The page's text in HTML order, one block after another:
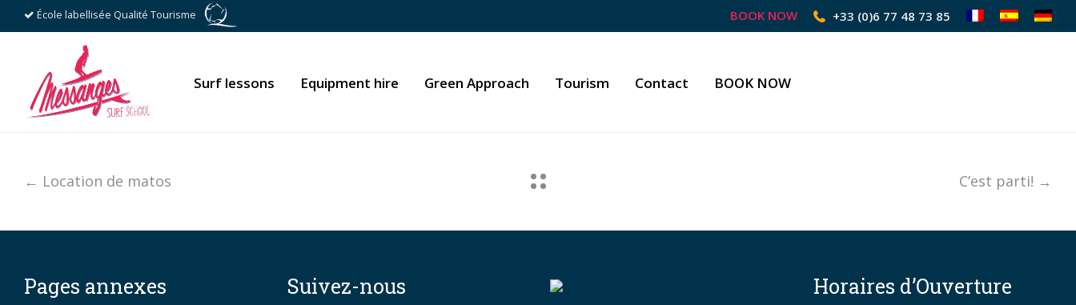
École labellisée Qualité Tourisme BOOK NOW +33 (0)6 77 48 73 85
Surf lessons Equipment hire Green Approach Tourism Contact BOOK NOW
← Location de matos C’est parti! →
Pages annexes
Suivez-nous
Horaires d’Ouverture